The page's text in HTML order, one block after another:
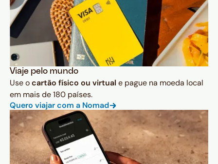
Viaje pelo mundo
Use ocartão físico ou virtual e pague na moeda local
em mais de 180 países.
Quero viajar com a Nomad